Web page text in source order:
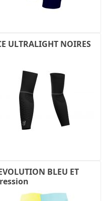
ULTRALIGHT NOIRES
BLEU ET